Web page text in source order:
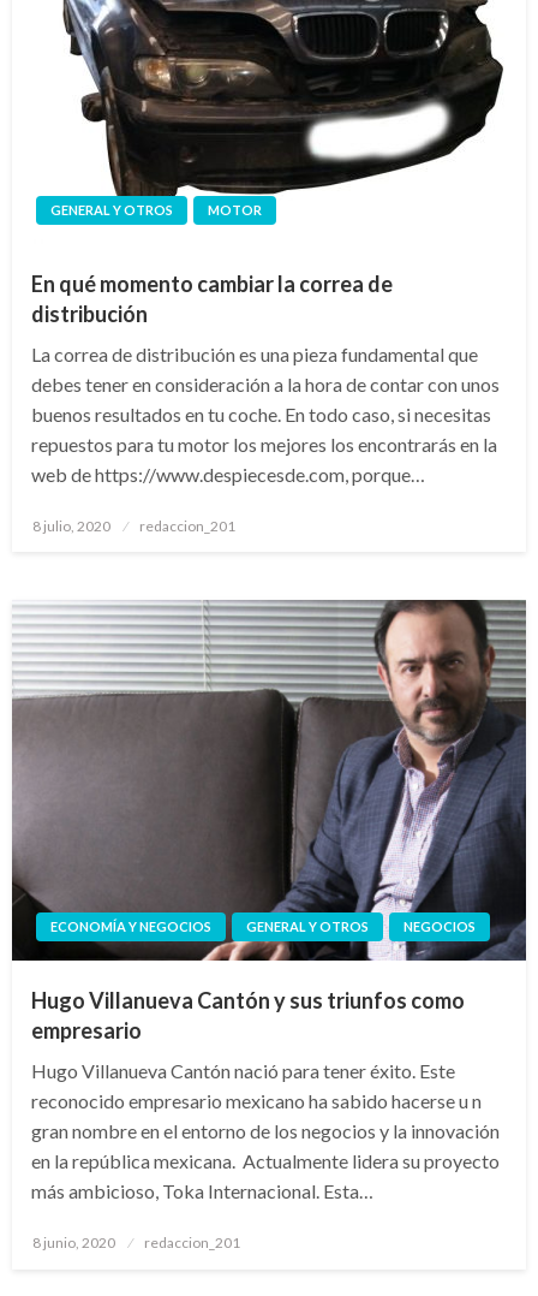
GENERAL Y OTROS MOTOR
En qué momento cambiar la correa de
distribución
La correa de distribución es una pieza fundamental que
debes tener en consideración a la hora de contar con unos
buenos resultados en tu coche. En todo caso, si necesitas
repuestos para tu motor los mejores los encontrarás en la
web de https://www.despiecesde.com, porque…
Publicado
8 julio, 2020 redaccion_201
ECONOMÍA Y NEGOCIOS GENERAL Y OTROS NEGOCIOS
Hugo Villanueva Cantón y sus triunfos como
empresario
Hugo Villanueva Cantón nació para tener éxito. Este
reconocido empresario mexicano ha sabido hacerse u n
gran nombre en el entorno de los negocios y la innovación
en la república mexicana. Actualmente lidera su proyecto
más ambicioso, Toka Internacional. Esta…
Publicado
8 junio, 2020 redaccion_201